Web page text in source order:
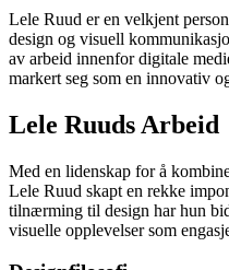
Lele Ruud er en velkjent
design og visuell
av arbeid innenfor digitale
markert seg som en innovativ
Lele Ruuds Arbeid
Med en lidenskap for å
Lele Ruud skapt en rekke
tilnærming til design har hun
visuelle opplevelser som